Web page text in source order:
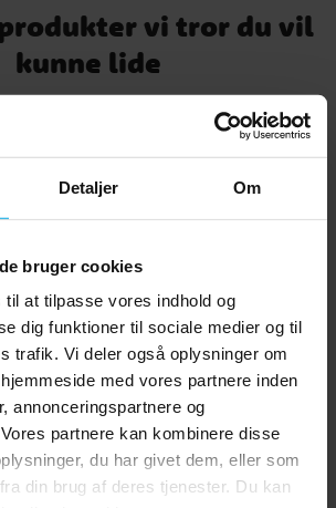
Detaljer Om
bruger cookies
at tilpasse vores indhold og
dig funktioner til sociale medier og til
trafik. Vi deler også oplysninger om
med vores partnere inden
annonceringspartnere og
partnere kan kombinere disse
du har givet dem, eller som
din brug af deres tjenester. Du kan
vi tror du vil
kunne lide
kr.
Talballoner Mat Grøn 86
cm
Pris :29 kr.
29 kr.
GÅ TIL